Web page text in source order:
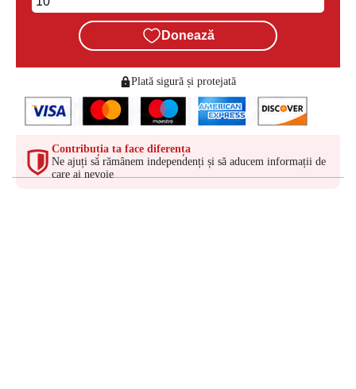
Donează
Plată sigură și protejată
Contribuția ta face diferența
Ne ajuți să rămânem independenți și să aducem informații de
care ai nevoie